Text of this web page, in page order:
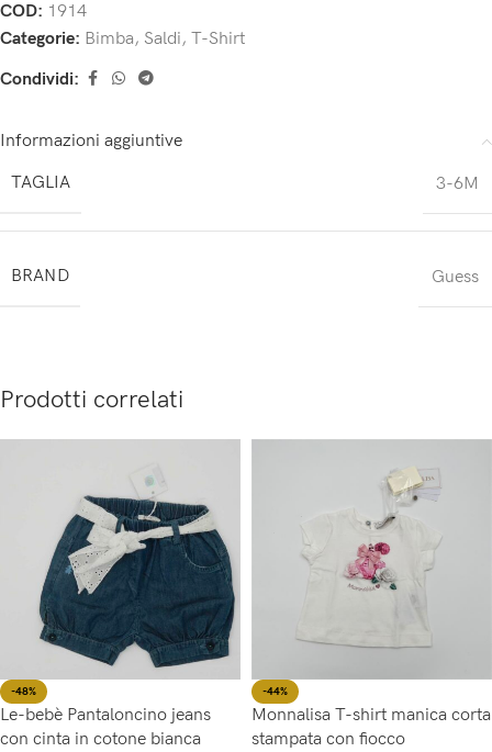
COD: 1914
Categorie: Bimba, Saldi, T-Shirt
Condividi:
Informazioni aggiuntive
TAGLIA
3-6M
BRAND Guess
Prodotti correlati
-48%
Le-bebè Pantaloncino jeans
con cinta in cotone bianca
-44%
Monnalisa T-shirt manica corta
stampata con fiocco